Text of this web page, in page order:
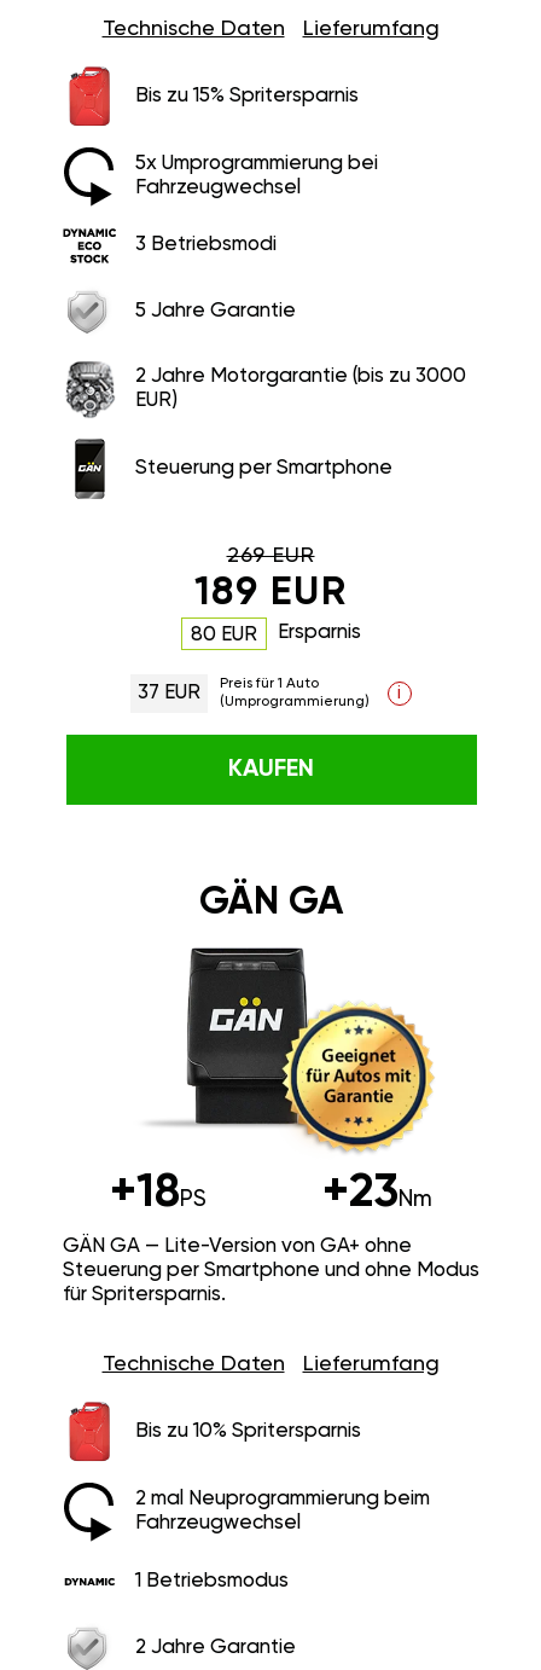
Technische Daten Lieferumfang
Bis zu 15% Spritersparnis
5x Umprogrammierung bei
Fahrzeugwechsel
3 Betriebsmodi
5 Jahre Garantie
2 Jahre Motorgarantie (bis zu 3000
EUR)
Steuerung per Smartphone
269 EUR
189 EUR
80 EUR Ersparnis
37 EUR
Preis für 1 Auto
(Umprogrammierung)
i
KAUFEN
GÄN GA
+18PS +23Nm
GÄN GA — Lite-Version von GA+ ohne
Steuerung per Smartphone und ohne Modus
für Spritersparnis.
Technische Daten Lieferumfang
Bis zu 10% Spritersparnis
2 mal Neuprogrammierung beim
Fahrzeugwechsel
1 Betriebsmodus
2 Jahre Garantie